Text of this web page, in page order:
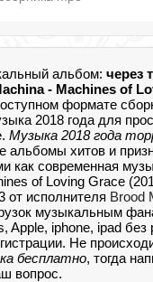
альбом: через
- Machines of
формате
2018 года для
Музыка 2018 года
альбомы хитов и
как современная
of Loving Grace
от исполнителя Brood
музыкальным
Apple, iphone, ipad без
Не
бесплатно, тогда
вопрос.